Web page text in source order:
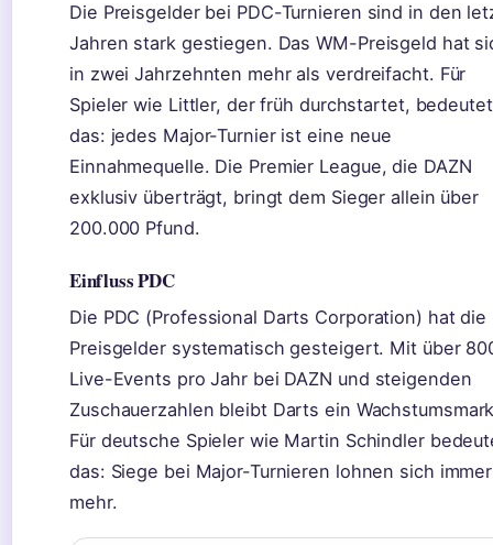
Die Preisgelder bei PDC-Turnieren sind in den
Jahren stark gestiegen. Das WM-Preisgeld hat
in zwei Jahrzehnten mehr als verdreifacht. Für
Spieler wie Littler, der früh durchstartet, bedeutet
das: jedes Major-Turnier ist eine neue
Einnahmequelle. Die Premier League, die DAZN
exklusiv überträgt, bringt dem Sieger allein über
200.000 Pfund.
Einfluss PDC
Die PDC (Professional Darts Corporation) hat die
Preisgelder systematisch gesteigert. Mit über
Live-Events pro Jahr bei DAZN und steigenden
Zuschauerzahlen bleibt Darts ein
Für deutsche Spieler wie Martin Schindler
das: Siege bei Major-Turnieren lohnen sich immer
mehr.